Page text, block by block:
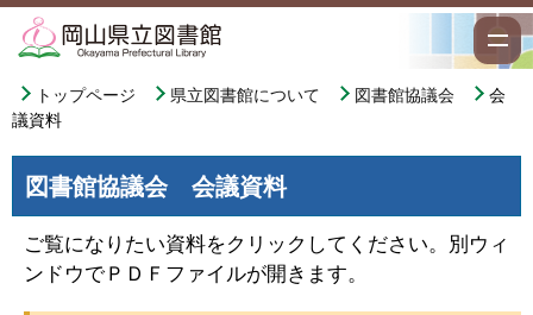
トップページ 県立図書館について 図書館協議会
会
議資料
図書館協議会 会議資料
ご覧になりたい資料をクリックしてください。別ウィ
ンドウでＰＤＦファイルが開きます。